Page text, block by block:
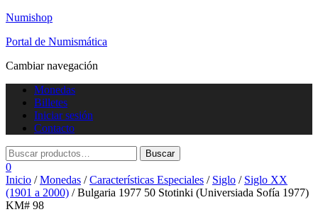
Numishop
Portal de Numismática
Cambiar navegación
Monedas
Billetes
Iniciar sesión
Contacto
0
Inicio /Monedas /Características Especiales / Siglo / Siglo XX
(1901 a 2000) / Bulgaria 1977 50 Stotinki (Universiada Sofía 1977)
KM# 98